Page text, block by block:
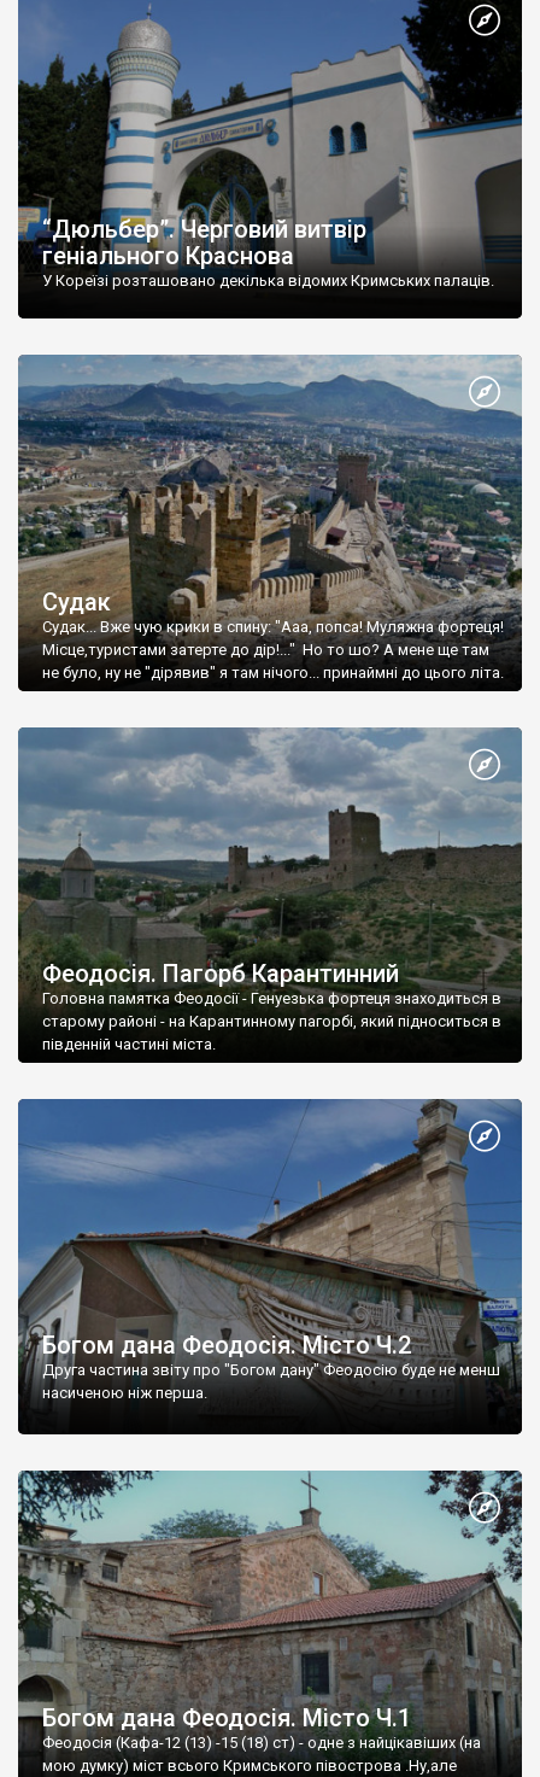
“Дюльбер”. Черговий витвір
геніального Краснова
У Кореїзі розташовано декілька відомих Кримських палаців.
Судак
Судак... Вже чую крики в спину: "Ааа, попса! Муляжна фортеця!
Місце,туристами затерте до дір!..." Но то шо? А мене ще там
не було, ну не "дірявив" я там нічого... принаймні до цього літа.
Феодосія. Пагорб Карантинний
Головна памятка Феодосії - Генуезька фортеця знаходиться в
старому районі - на Карантинному пагорбі, який підноситься в
південній частині міста.
Богом дана Феодосія. Місто Ч.2
Друга частина звіту про "Богом дану" Феодосію буде не менш
насиченою ніж перша.
Богом дана Феодосія. Місто Ч.1
Феодосія (Кафа-12 (13) -15 (18) ст) - одне з найцікавіших (на
мою думку) міст всього Кримського півострова .Ну,але